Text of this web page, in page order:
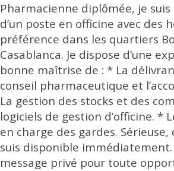
Pharmacienne diplômée, je
d’un poste en officine avec des
préférence dans les quartiers
Casablanca. Je dispose d’une
bonne maîtrise de : * La
conseil pharmaceutique et
La gestion des stocks et des
logiciels de gestion d’officine. *
en charge des gardes.
suis disponible
message privé pour toute